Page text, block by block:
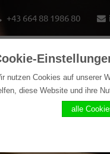
+43 664 88 1986 80
Home
nutzen Cookies auf unserer
diese Website und ihre
alle